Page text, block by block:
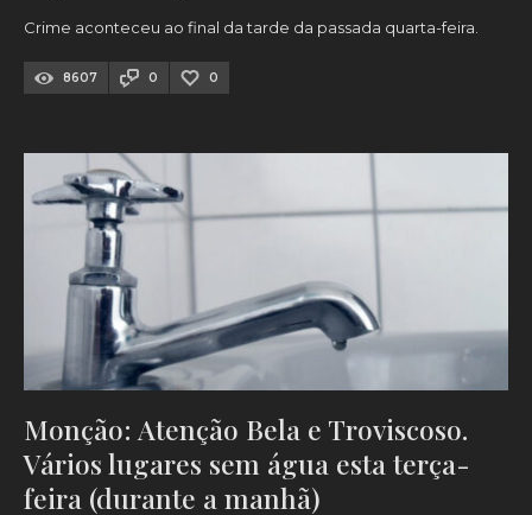
Crime aconteceu ao final da tarde da passada quarta-feira.
8607 0 0
Monção: Atenção Bela e Troviscoso.
Vários lugares sem água esta terça-
feira (durante a manhã)